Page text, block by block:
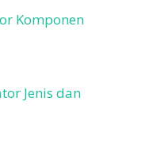
Komponen
Jenis dan